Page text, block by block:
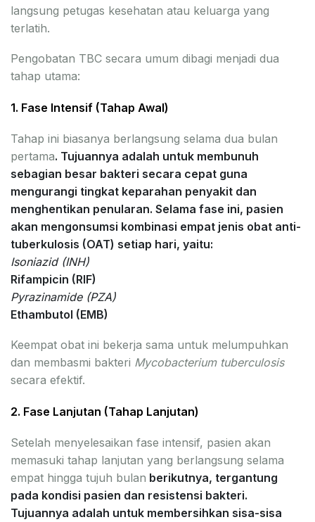
langsung petugas kesehatan atau keluarga yang
terlatih.
Pengobatan TBC secara umum dibagi menjadi dua
tahap utama:
1. Fase Intensif (Tahap Awal)
Tahap ini biasanya berlangsung selama dua bulan
pertama. Tujuannya adalah untuk membunuh
sebagian besar bakteri secara cepat guna
mengurangi tingkat keparahan penyakit dan
menghentikan penularan. Selama fase ini, pasien
akan mengonsumsi kombinasi empat jenis obat anti-
tuberkulosis (OAT) setiap hari, yaitu:
Isoniazid (INH)
Rifampicin (RIF)
Pyrazinamide (PZA)
Ethambutol (EMB)
Keempat obat ini bekerja sama untuk melumpuhkan
dan membasmi bakteri Mycobacterium tuberculosis
secara efektif.
2. Fase Lanjutan (Tahap Lanjutan)
Setelah menyelesaikan fase intensif, pasien akan
memasuki tahap lanjutan yang berlangsung selama
empat hingga tujuh bulan berikutnya, tergantung
pada kondisi pasien dan resistensi bakteri.
Tujuannya adalah untuk membersihkan sisa-sisa